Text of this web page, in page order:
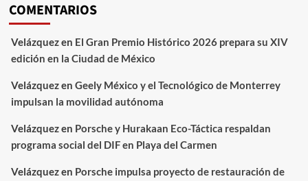
COMENTARIOS
Velázquezen El Gran Premio Histórico 2026 prepara su XIV
edición en la Ciudad de México
Velázquezen Geely México y el Tecnológico de Monterrey
impulsan la movilidad autónoma
Velázquezen Porsche y Hurakaan Eco-Táctica respaldan
programa social del DIF en Playa del Carmen
Velázquezen Porsche impulsa proyecto de restauración de